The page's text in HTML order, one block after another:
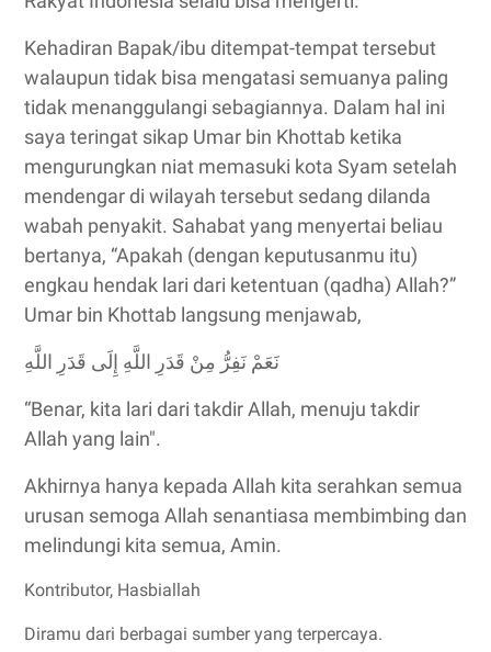
Kehadiran Bapak/ibu ditempat-tempat tersebut
walaupun tidak bisa mengatasi semuanya paling
tidak menanggulangi sebagiannya. Dalam hal ini
saya teringat sikap Umar bin Khottab ketika
mengurungkan niat memasuki kota Syam setelah
mendengar di wilayah tersebut sedang dilanda
wabah penyakit. Sahabat yang menyertai beliau
bertanya, “Apakah (dengan keputusanmu itu)
engkau hendak lari dari ketentuan (qadha) Allah?”
Umar bin Khottab langsung menjawab,
نَعَمْ نَفِرُّ مِنْ قَدَرِ اللَّهِ إِلَى قَدَرِ اللَّهِ
“Benar, kita lari dari takdir Allah, menuju takdir
Allah yang lain".
Akhirnya hanya kepada Allah kita serahkan semua
urusan semoga Allah senantiasa membimbing dan
melindungi kita semua, Amin.
Kontributor, Hasbiallah
Diramu dari berbagai sumber yang terpercaya.